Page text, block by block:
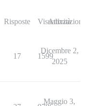
Risposte Visualizzazioni
Attività
17 1599
Dicembre 2,
2025
Maggio 3,